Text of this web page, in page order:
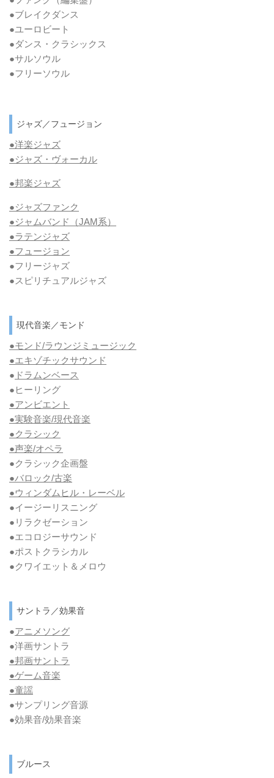
●ブレイクダンス
●ユーロビート
●ダンス・クラシックス
●サルソウル
●フリーソウル
ジャズ／フュージョン
●洋楽ジャズ
●ジャズ・ヴォーカル
●邦楽ジャズ
●ジャズファンク
●ジャムバンド（JAM系）
●ラテンジャズ
●フュージョン
●フリージャズ
●スピリチュアルジャズ
現代音楽／モンド
●モンド/ラウンジミュージック
●エキゾチックサウンド
● ドラムンベース
●ヒーリング
●アンビエント
●実験音楽/現代音楽
●クラシック
●声楽/オペラ
●クラシック企画盤
●バロック/古楽
●ウィンダムヒル・レーベル
●イージーリスニング
●リラクゼーション
●エコロジーサウンド
●ポストクラシカル
●クワイエット＆メロウ
サントラ／効果音
●アニメソング
●洋画サントラ
●邦画サントラ
●ゲーム音楽
●童謡
●サンプリング音源
●効果音/効果音楽
ブルース